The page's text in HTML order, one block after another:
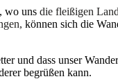
wo unsdie fleißigen
können sich die
und dass unser
begrüßen kann.